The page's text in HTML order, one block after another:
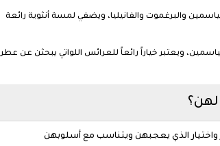
والبرغموت والفانيليا، ويضفي لمسة أنثوية رائعة
ويعتبر خياراً رائعاً للعرائس اللواتي يبحثن عن عطر
الذي يعجبهن ويتناسب مع أسلوبهن